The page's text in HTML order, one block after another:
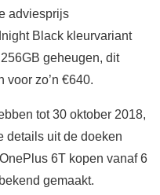
adviesprijs
Black kleurvariant
geheugen, dit
voor zo’n €640.
tot 30 oktober 2018,
details uit de doeken
6T kopen vanaf 6
gemaakt.